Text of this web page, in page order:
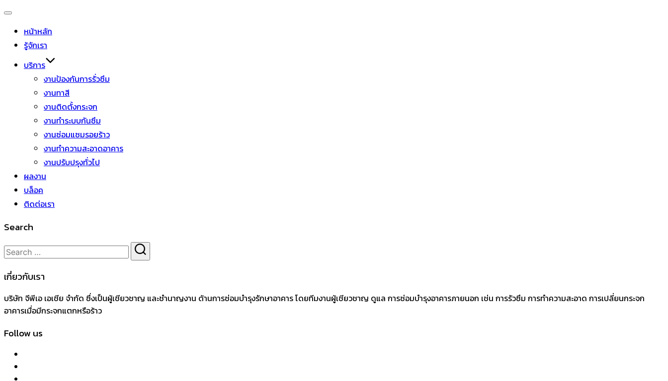
หน้าหลัก
รู้จักเรา
บริการ
งานป้องกันการรั่วซึม
งานทาสี
งานติดตั้งกระจก
งานทำระบบกันซึม
งานซ่อมแซมรอยร้าว
งานทำความสะอาดอาคาร
งานปรับปรุงทั่วไป
ผลงาน
บล็อค
ติดต่อเรา
Search
เกี่ยวกับเรา
บริษัท จีพีเอ เอเชีย จำกัด ซึ่งเป็นผู้เชียวชาญ และชำนาญงาน ด้านการซ่อมบำรุงรักษาอาคาร โดยทีมงานผู้เชียวชาญ ดูแล การซ่อมบำรุงอาคารภายนอก เช่น การรัวซึม การทำความสะอาด การเปลี่ยนกระจก
อาคารเมื่อมีกระจกแตกหรือร้าว
Follow us